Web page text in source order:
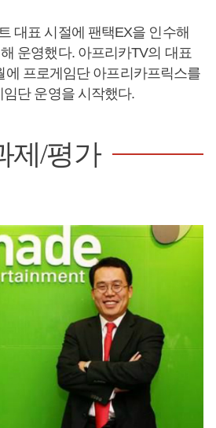
대표 시절에 팬택EX을 인수해
운영했다. 아프리카TV의 대표
에 프로게임단 아프리카프릭스를
단 운영을 시작했다.
제/평가